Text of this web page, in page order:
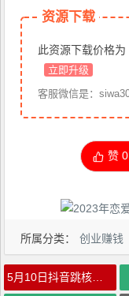
资源下载
此资源下载价格为
立即升级
赞0
所属分类： 创业赚钱